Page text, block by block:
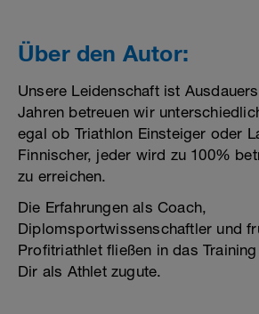
Über den Autor:
Unsere Leidenschaft ist
Jahren betreuen wir
egal ob Triathlon Einsteiger oder
Finnischer, jeder wird zu 100%
zu erreichen.
Die Erfahrungen als Coach,
Diplomsportwissenschaftler und
Profitriathlet fließen in das
Dir als Athlet zugute.